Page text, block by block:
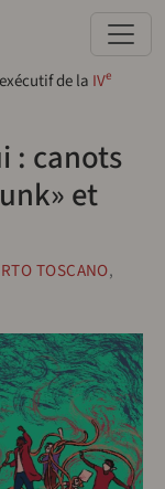
de la IVe
: canots
et
TOSCANO,